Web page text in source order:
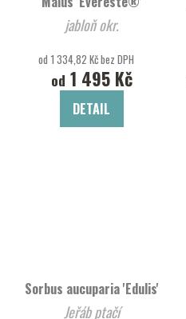
jabloň okr.
od 1 334,82 Kč bez DPH
od 1 495 Kč
DETAIL
Sorbus aucuparia 'Edulis'
Jeřáb ptačí